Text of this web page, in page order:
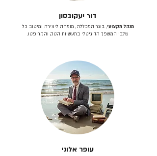
דור יעקובסון
מנהל מקצועי, בוגר המכללה, מומחה ליצירה ומיטוב כל
שלבי המשפך הדיגיטלי בתעשיות הטק והקריפטו.
עופר אלוני